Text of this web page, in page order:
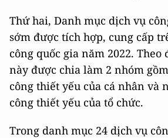
Thứ hai, Danh mục dịch vụ
sớm được tích hợp, cung cấp
công quốc gia năm 2022. Theo
này được chia làm 2 nhóm
công thiết yếu của cá nhân và
công thiết yếu của tổ chức.
Trong danh mục 24 dịch vụ